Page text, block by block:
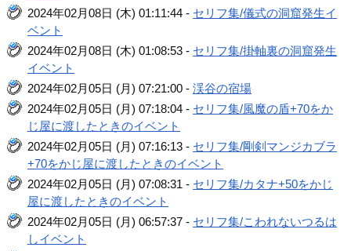
2024年02月08日 (木) 01:11:44 - セリフ集/儀式の洞窟発生イ
ベント
2024年02月08日 (木) 01:08:53 - セリフ集/掛軸裏の洞窟発生
イベント
2024年02月05日 (月) 07:21:00 -渓谷の宿場
2024年02月05日 (月) 07:18:04 - セリフ集/風魔の盾+70をか
じ屋に渡したときのイベント
2024年02月05日 (月) 07:16:13 - セリフ集/剛剣マンジカブラ
+70をかじ屋に渡したときのイベント
2024年02月05日 (月) 07:08:31 - セリフ集/カタナ+50をかじ
屋に渡したときのイベント
2024年02月05日 (月) 06:57:37 - セリフ集/こわれないつるは
しイベント